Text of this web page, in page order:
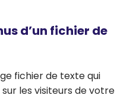
d’un fichier de
fichier de texte qui
les visiteurs de votre